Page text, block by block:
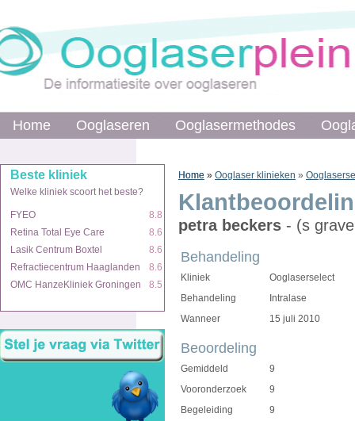
Home Ooglaseren Ooglasermethodes
Beste kliniek
Welke kliniek scoort het beste?
FYEO
8.8
Retina Total Eye Care
8.6
Lasik Centrum Boxtel
8.6
Refractiecentrum Haaglanden
8.6
OMC HanzeKliniek Groningen
8.5
Home »
Home Ooglaseren Ooglasermethodes
Beste kliniek
Welke kliniek scoort het beste?
FYEO
8.8
Retina Total Eye Care
8.6
Lasik Centrum Boxtel
8.6
Refractiecentrum Haaglanden
8.6
OMC HanzeKliniek Groningen
8.5
Home » Ooglaser klinieken »
petra beckers - (s
Behandeling
Kliniek
Ooglaserselect
Behandeling
Intralase
Wanneer
15 juli 2010
Beoordeling
Gemiddeld
9
Vooronderzoek
9
Begeleiding
9